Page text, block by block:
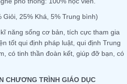
Giỏi, 25% Khá, 5% Trung bình)
năng sống cơ bản, tích cực tham gia
tốt qui định pháp luật, qui định Trung
có tinh thần đoàn kết, giúp đỡ bạn, có
CHƯƠNG TRÌNH GIÁO DỤC